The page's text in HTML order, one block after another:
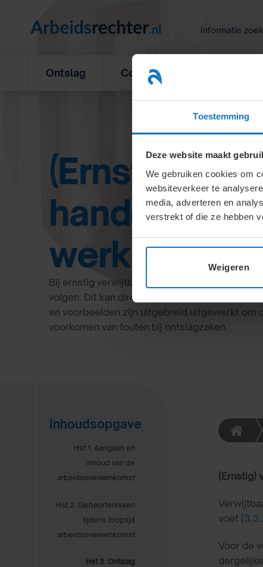
Toestemming
Deze website maakt
We gebruiken cookies om
websiteverkeer te
media, adverteren en
verstrekt of die ze hebben
Weigeren
Informatie
Ontslag Concurrentiebeding
(Ernstig)
handelen
werknemer
Bij ernstig verwijtbaar handelen, zoals diefstal
volgen. Dit kan direct of via ontbinding door de
en voorbeelden zijn uitgebreid uitgewerkt om
voorkomen van fouten bij ontslagzaken.
Inhoudsopgave
Hst 1. Aangaan en
inhoud van de
arbeidsovereenkomst
Hst 2. Gebeurtenissen
tijdens looptijd
arbeidsovereenkomst
Hst 3. Ontslag
(Ernstig)
voet (
Voor de